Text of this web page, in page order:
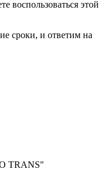
этой
сроки, и ответим на
TRANS"